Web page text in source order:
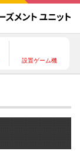
設置ゲーム機